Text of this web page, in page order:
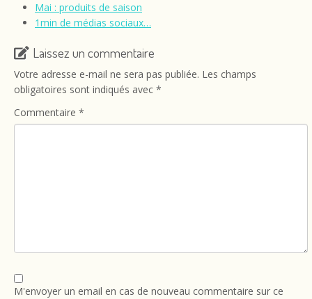
Mai : produits de saison
1min de médias sociaux…
Laissez un commentaire
Votre adresse e-mail ne sera pas publiée. Les champs
obligatoires sont indiqués avec *
Commentaire *
M'envoyer un email en cas de nouveau commentaire sur ce